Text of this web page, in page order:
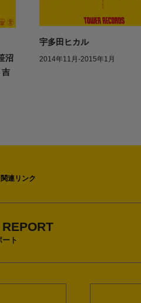
沼
吉
宇多田ヒカル
2014年11月-2015年1月
関連リンク
ート